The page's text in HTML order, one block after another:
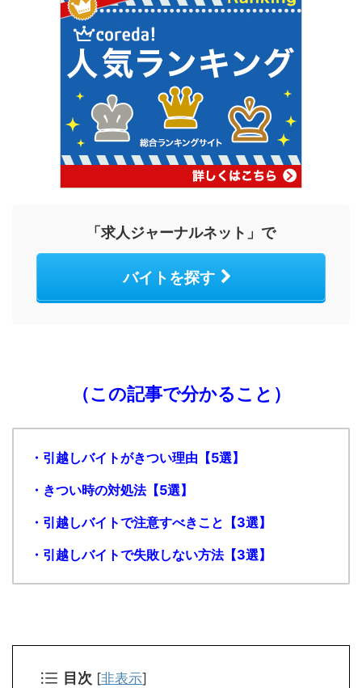
「求人ジャーナルネット」で
バイトを探す
（この記事で分かること）
・引越しバイトがきつい理由【5選】
・きつい時の対処法【5選】
・引越しバイトで注意すべきこと【3選】
・引越しバイトで失敗しない方法【3選】
目次 [非表示]